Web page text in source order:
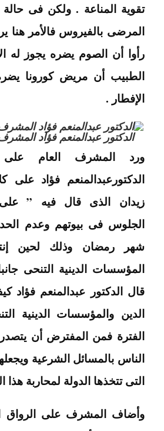
تقوية المناعة . ولكن فى حالة
المرضى بالفيروس فالأمر هنا
رأوا أن الصوم يضره يجوز له
الطبيب أن مريض كورونا
الإفطار .
الدكتور عبدالمنعم فؤاد
ورد المشرف العام على
الدكتورعبدالمنعم فؤاد على
زيدان الذى قال فيه ” على
الجلوس فى بيوتهم وعدم
شهر رمضان وذلك لحين
المؤسسات الدينية التنحى
قال الدكتور عبدالمنعم
الدين والمؤسسات الدينية
الفترة فمن المفترض أن
الناس بالمسائل الشرعية
التى تتخذها الدولة لمحاربة
وأضاف المشرف على الرواق